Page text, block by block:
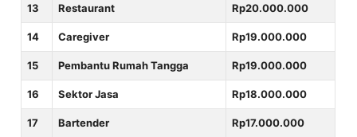
13 Restaurant Rp20.000.000
14 Caregiver Rp19.000.000
15 Pembantu Rumah Tangga Rp19.000.000
16 Sektor Jasa Rp18.000.000
17 Bartender Rp17.000.000